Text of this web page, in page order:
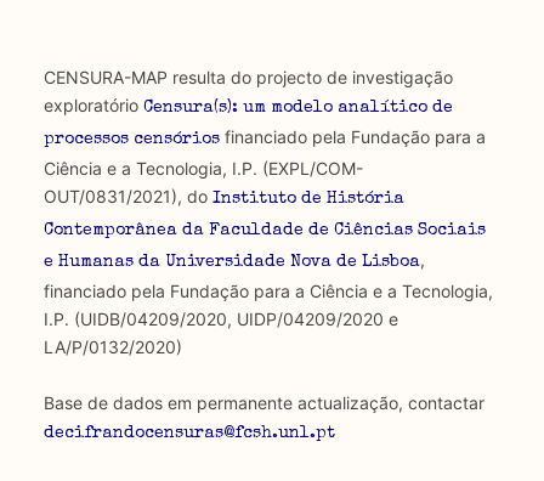
CENSURA-MAP resulta do projecto de investigação
exploratório Censura(s): um modelo analítico de
processos censóriosfinanciado pela Fundação para a
Ciência e a Tecnologia, I.P. (EXPL/COM-
OUT/0831/2021), do Instituto de História
Contemporânea da Faculdade de Ciências Sociais
e Humanas da Universidade Nova de Lisboa,
financiado pela Fundação para a Ciência e a Tecnologia,
I.P. (UIDB/04209/2020, UIDP/04209/2020 e
LA/P/0132/2020)
Base de dados em permanente actualização, contactar
decifrandocensuras@fcsh.unl.pt